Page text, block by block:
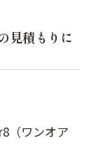
見積もりに
（ワンオア